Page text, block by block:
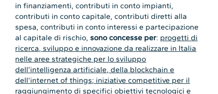
in finanziamenti, contributi in conto impianti,
contributi in conto capitale, contributi diretti alla
spesa, contributi in conto interessi e partecipazione
al capitale di rischio, sono concesse per: progetti di
ricerca, sviluppo e innovazione da realizzare in Italia
nelle aree strategiche per lo sviluppo
dell’intelligenza artificiale, della blockchain e
dell’internet of things; iniziative competitive per il
raggiungimento di specifici obiettivi tecnologici e